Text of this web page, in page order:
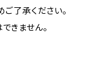
了承ください。
きません。